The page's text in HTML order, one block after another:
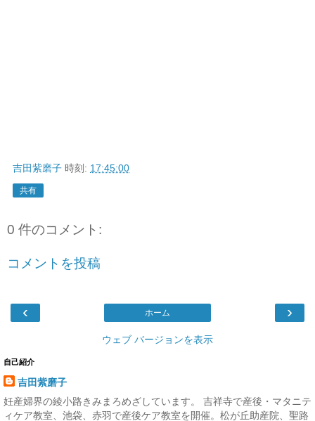
吉田紫磨子 時刻: 17:45:00
共有
0 件のコメント:
コメントを投稿
‹ ›
ホーム
ウェブ バージョンを表示
自己紹介
吉田紫磨子
妊産婦界の綾小路きみまろめざしています。 吉祥寺で産後・マタニテ
ィケア教室、池袋、赤羽で産後ケア教室を開催。松が丘助産院、聖路